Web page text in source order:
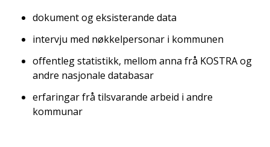
dokument og eksisterande data
intervju med nøkkelpersonar i kommunen
offentleg statistikk, mellom anna frå KOSTRA og
andre nasjonale databasar
erfaringar frå tilsvarande arbeid i andre
kommunar